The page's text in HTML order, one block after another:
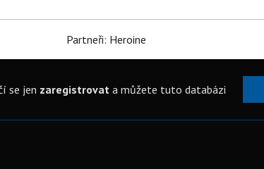
Partneři: Heroine
se jen zaregistrovata můžete tuto databázi